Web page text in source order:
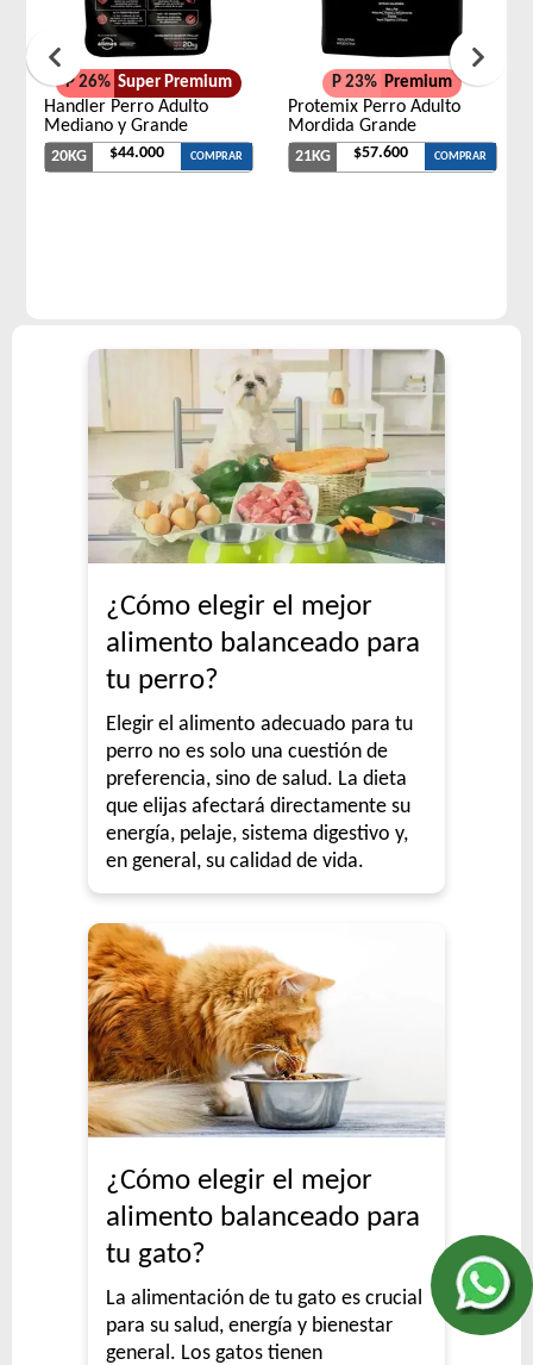
P 26% Super Premium
Handler Perro Adulto
Mediano y Grande
20KG $44.000 COMPRAR
P 23% Premium
Protemix Perro Adulto
Mordida Grande
21KG $57.600 COMPRAR
¿Cómo elegir el mejor
alimento balanceado para
tu perro?
Elegir el alimento adecuado para tu
perro no es solo una cuestión de
preferencia, sino de salud. La dieta
que elijas afectará directamente su
energía, pelaje, sistema digestivo y,
en general, su calidad de vida.
¿Cómo elegir el mejor
alimento balanceado para
tu gato?
La alimentación de tu gato es crucial
para su salud, energía y bienestar
general. Los gatos tienen